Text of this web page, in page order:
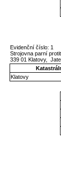
Evidenční číslo: 1
Strojovna parní
339 01 Klatovy,
Klatovy